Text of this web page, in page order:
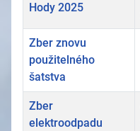
Hody 2025
Zber znovu
použitelného
šatstva
Zber
elektroodpadu